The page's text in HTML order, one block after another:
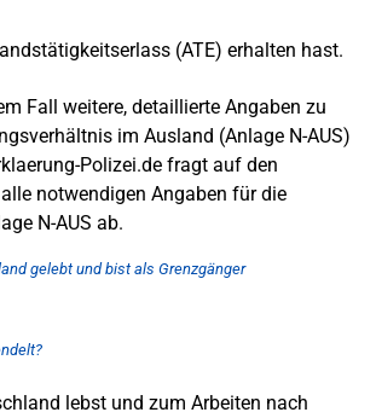
(ATE) erhalten hast.
Fall weitere, detaillierte Angaben zu
im Ausland (Anlage N-AUS)
Polizei.de fragt auf den
notwendigen Angaben für die
N-AUS ab.
gelebt und bist als Grenzgänger
lebst und zum Arbeiten nach